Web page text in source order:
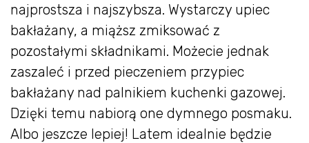
najprostsza i najszybsza. Wystarczy upiec
bakłażany, a miąższ zmiksować z
pozostałymi składnikami. Możecie jednak
zaszaleć i przed pieczeniem przypiec
bakłażany nad palnikiem kuchenki gazowej.
Dzięki temu nabiorą one dymnego posmaku.
Albo jeszcze lepiej! Latem idealnie będzie